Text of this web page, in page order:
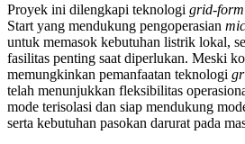
Proyek ini dilengkapi teknologi grid-
Start yang mendukung pengoperasian
untuk memasok kebutuhan listrik lokal,
fasilitas penting saat diperlukan. Meski
memungkinkan pemanfaatan teknologi
telah menunjukkan fleksibilitas
mode terisolasi dan siap mendukung
serta kebutuhan pasokan darurat pada